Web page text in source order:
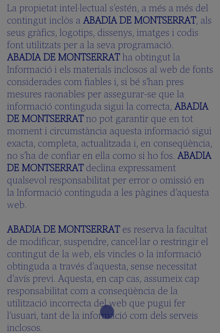
La propietat intel·lectual s’estén, a més a més del
contingut inclòs aABADIA DE MONTSERRAT, als
seus gràfics, logotips, dissenys, imatges i codis
font utilitzats per a la seva programació.
ABADIA DE MONTSERRATha obtingut la
Informació i els materials inclosos al web de fonts
considerades com fiables i, si bé s’han pres
mesures raonables per assegurar-se que la
informació continguda sigui la correcta, ABADIA
DE MONTSERRATno pot garantir que en tot
moment i circumstància aquesta informació sigui
exacta, completa, actualitzada i, en conseqüència,
no s’ha de confiar en ella como si ho fos. ABADIA
DE MONTSERRATdeclina expressament
qualsevol responsabilitat per error o omissió en
la Informació continguda a les pàgines d’aquesta
web.
ABADIA DE MONTSERRATes reserva la facultat
de modificar, suspendre, cancel·lar o restringir el
contingut de la web, els vincles o la informació
obtinguda a través d’aquesta, sense necessitat
d’avís previ. Aquesta, en cap cas, assumeix cap
responsabilitat com a conseqüència de la
utilització incorrecta del web que pugui fer
l’usuari, tant de la informació com dels serveis
inclosos.